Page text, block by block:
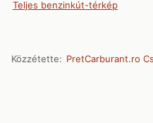
Teljes benzinkút-térkép
Közzétette: PretCarburant.ro